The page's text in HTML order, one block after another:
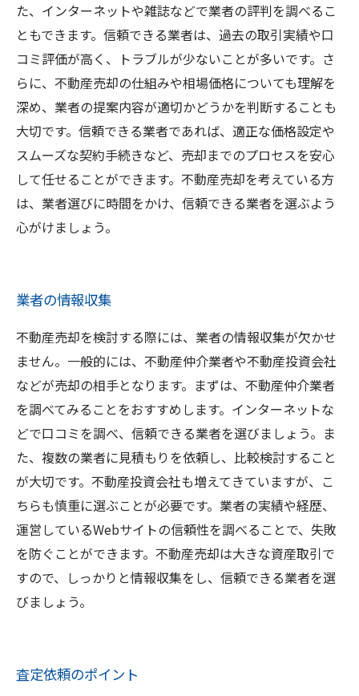
た、インターネットや雑誌などで業者の評判を調べるこ
ともできます。信頼できる業者は、過去の取引実績や口
コミ評価が高く、トラブルが少ないことが多いです。さ
らに、不動産売却の仕組みや相場価格についても理解を
深め、業者の提案内容が適切かどうかを判断することも
大切です。信頼できる業者であれば、適正な価格設定や
スムーズな契約手続きなど、売却までのプロセスを安心
して任せることができます。不動産売却を考えている方
は、業者選びに時間をかけ、信頼できる業者を選ぶよう
心がけましょう。
業者の情報収集
不動産売却を検討する際には、業者の情報収集が欠かせ
ません。一般的には、不動産仲介業者や不動産投資会社
などが売却の相手となります。まずは、不動産仲介業者
を調べてみることをおすすめします。インターネットな
どで口コミを調べ、信頼できる業者を選びましょう。ま
た、複数の業者に見積もりを依頼し、比較検討すること
が大切です。不動産投資会社も増えてきていますが、こ
ちらも慎重に選ぶことが必要です。業者の実績や経歴、
運営しているWebサイトの信頼性を調べることで、失敗
を防ぐことができます。不動産売却は大きな資産取引で
すので、しっかりと情報収集をし、信頼できる業者を選
びましょう。
査定依頼のポイント